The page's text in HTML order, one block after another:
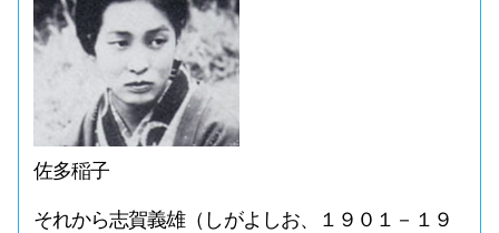
佐多稲子
それから志賀義雄（しがよしお、１９０１－１９